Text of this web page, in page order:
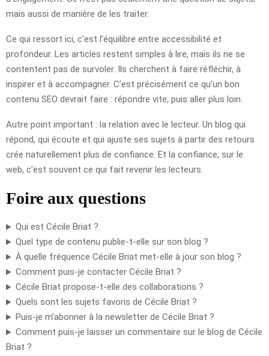
mais aussi de manière de les traiter.
Ce qui ressort ici, c’est l’équilibre entre accessibilité et
profondeur. Les articles restent simples à lire, mais ils ne se
contentent pas de survoler. Ils cherchent à faire réfléchir, à
inspirer et à accompagner. C’est précisément ce qu’un bon
contenu SEO devrait faire : répondre vite, puis aller plus loin.
Autre point important : la relation avec le lecteur. Un blog qui
répond, qui écoute et qui ajuste ses sujets à partir des retours
crée naturellement plus de confiance. Et la confiance, sur le
web, c’est souvent ce qui fait revenir les lecteurs.
Foire aux questions
Qui est Cécile Briat ?
Quel type de contenu publie-t-elle sur son blog ?
À quelle fréquence Cécile Briat met-elle à jour son blog ?
Comment puis-je contacter Cécile Briat ?
Cécile Briat propose-t-elle des collaborations ?
Quels sont les sujets favoris de Cécile Briat ?
Puis-je m’abonner à la newsletter de Cécile Briat ?
Comment puis-je laisser un commentaire sur le blog de Cécile
Briat ?